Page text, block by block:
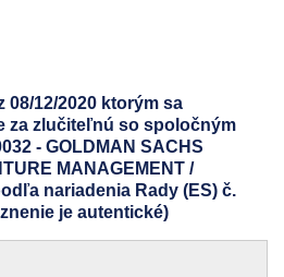
08/12/2020 ktorým sa
za zlučiteľnú so spoločným
- GOLDMAN SACHS
MANAGEMENT /
nariadenia Rady (ES) č.
je autentické)